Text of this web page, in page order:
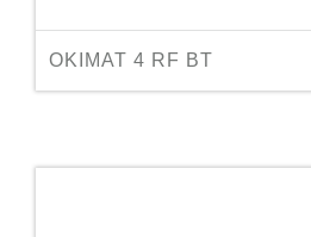
OKIMAT 4 RF BT